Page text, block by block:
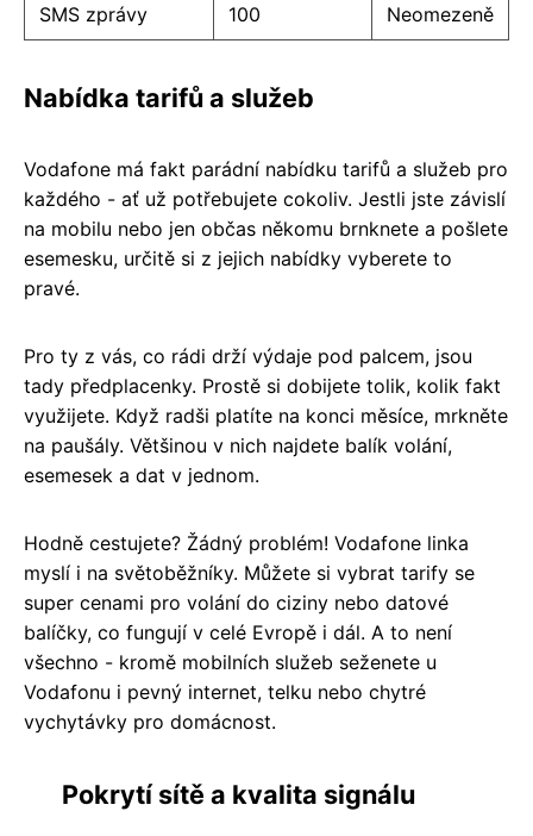
SMS zprávy 100 Neomezeně
Nabídka tarifů a služeb
Vodafone má fakt parádní nabídku tarifů a služeb pro
každého - ať už potřebujete cokoliv. Jestli jste závislí
na mobilu nebo jen občas někomu brnknete a pošlete
esemesku, určitě si z jejich nabídky vyberete to
pravé.
Pro ty z vás, co rádi drží výdaje pod palcem, jsou
tady předplacenky. Prostě si dobijete tolik, kolik fakt
využijete. Když radši platíte na konci měsíce, mrkněte
na paušály. Většinou v nich najdete balík volání,
esemesek a dat v jednom.
Hodně cestujete? Žádný problém! Vodafone linka
myslí i na světoběžníky. Můžete si vybrat tarify se
super cenami pro volání do ciziny nebo datové
balíčky, co fungují v celé Evropě i dál. A to není
všechno - kromě mobilních služeb seženete u
Vodafonu i pevný internet, telku nebo chytré
vychytávky pro domácnost.
Pokrytí sítě a kvalita signálu